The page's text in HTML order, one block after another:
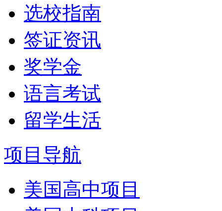
选校指南
签证资讯
奖学金
语言考试
留学生活
项目导航
美国高中项目